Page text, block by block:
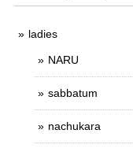
ladies
NARU
sabbatum
nachukara